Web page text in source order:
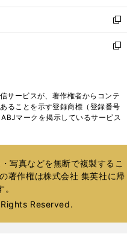
開
く
ウ
で
開
く
ン
ド
ウ
で
ウ
ィ
ン
ド
く
新
し
い
ド
ウ
で
新
ィ
ン
ド
開
く
サービスが、著作権者からコンテ
ることを示す登録商標（登録番号
マークを掲示しているサービス
写真などを無断で複製するこ
著作権は株式会社 集英社に帰
Reserved.